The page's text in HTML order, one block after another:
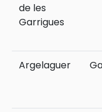
de les
Garrigues
Argelaguer